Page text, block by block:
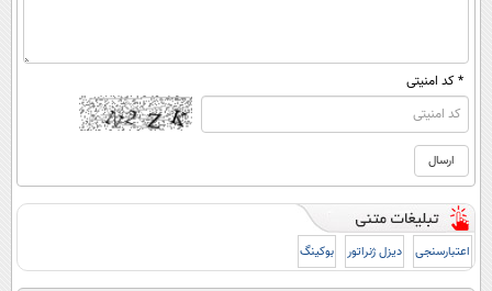
* کد امنیتی
اعتبارسنجی دیزل ژنراتور بوکینگ